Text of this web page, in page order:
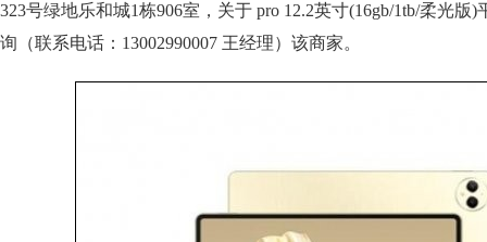
323号绿地乐和城1栋906室，关于 pro 12.2英寸(16gb/1tb/柔光版
询（联系电话：13002990007 王经理）该商家。